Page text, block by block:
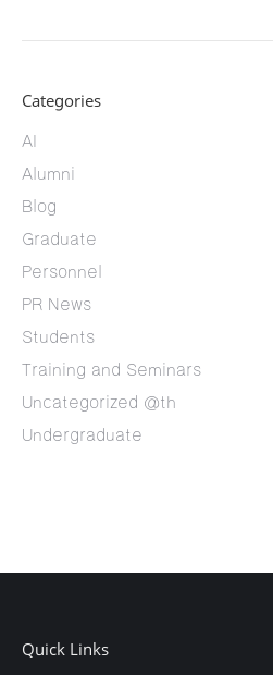
Categories
AI
Alumni
Blog
Graduate
Personnel
PR News
Students
Training and Seminars
Uncategorized @th
Undergraduate
Quick Links